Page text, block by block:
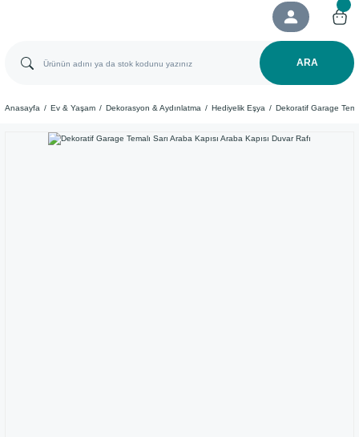
ARA
Anasayfa Ev & Yaşam Dekorasyon & Aydınlatma Hediyelik Eşya Dekoratif Garage